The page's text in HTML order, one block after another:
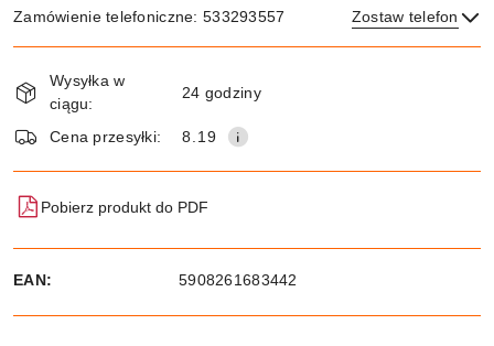
Zamówienie telefoniczne: 533293557 Zostaw telefon
i
dostawa
Wysyłka w
ciągu:
24 godziny
Cena przesyłki: 8.19
Pobierz produkt do PDF
EAN: 5908261683442